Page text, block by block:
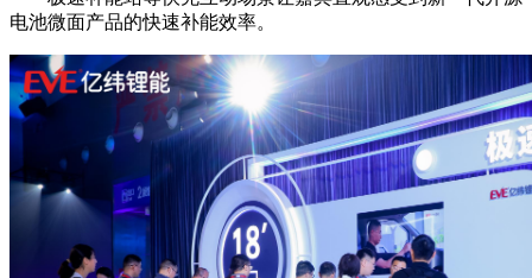
电池微面产品的快速补能效率。